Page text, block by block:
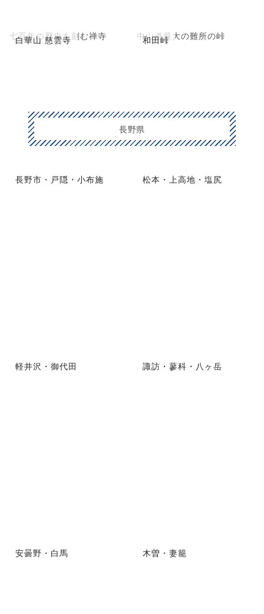
白華山 慈雲寺
七百年の歴史を刻む禅寺 和田峠
中山道最大の難所の峠
長野県
長野市・戸隠・小布施 松本・上高地・塩尻
軽井沢・御代田 諏訪・蓼科・八ヶ岳
安曇野・白馬 木曽・妻籠